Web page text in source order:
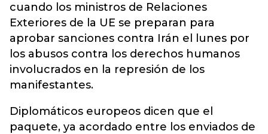
cuando los ministros de Relaciones
Exteriores de la UE se preparan para
aprobar sanciones contra Irán el lunes por
los abusos contra los derechos humanos
involucrados en la represión de los
manifestantes.
Diplomáticos europeos dicen que el
paquete, ya acordado entre los enviados de